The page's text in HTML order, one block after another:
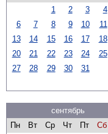
1
2 3 4
6
7 8 9 10 11
13
14 15 16 17 18
20
21 22 23 24 25
27
28 29 30 31
сентябрь
Пн
Вт Ср Чт Пт Сб